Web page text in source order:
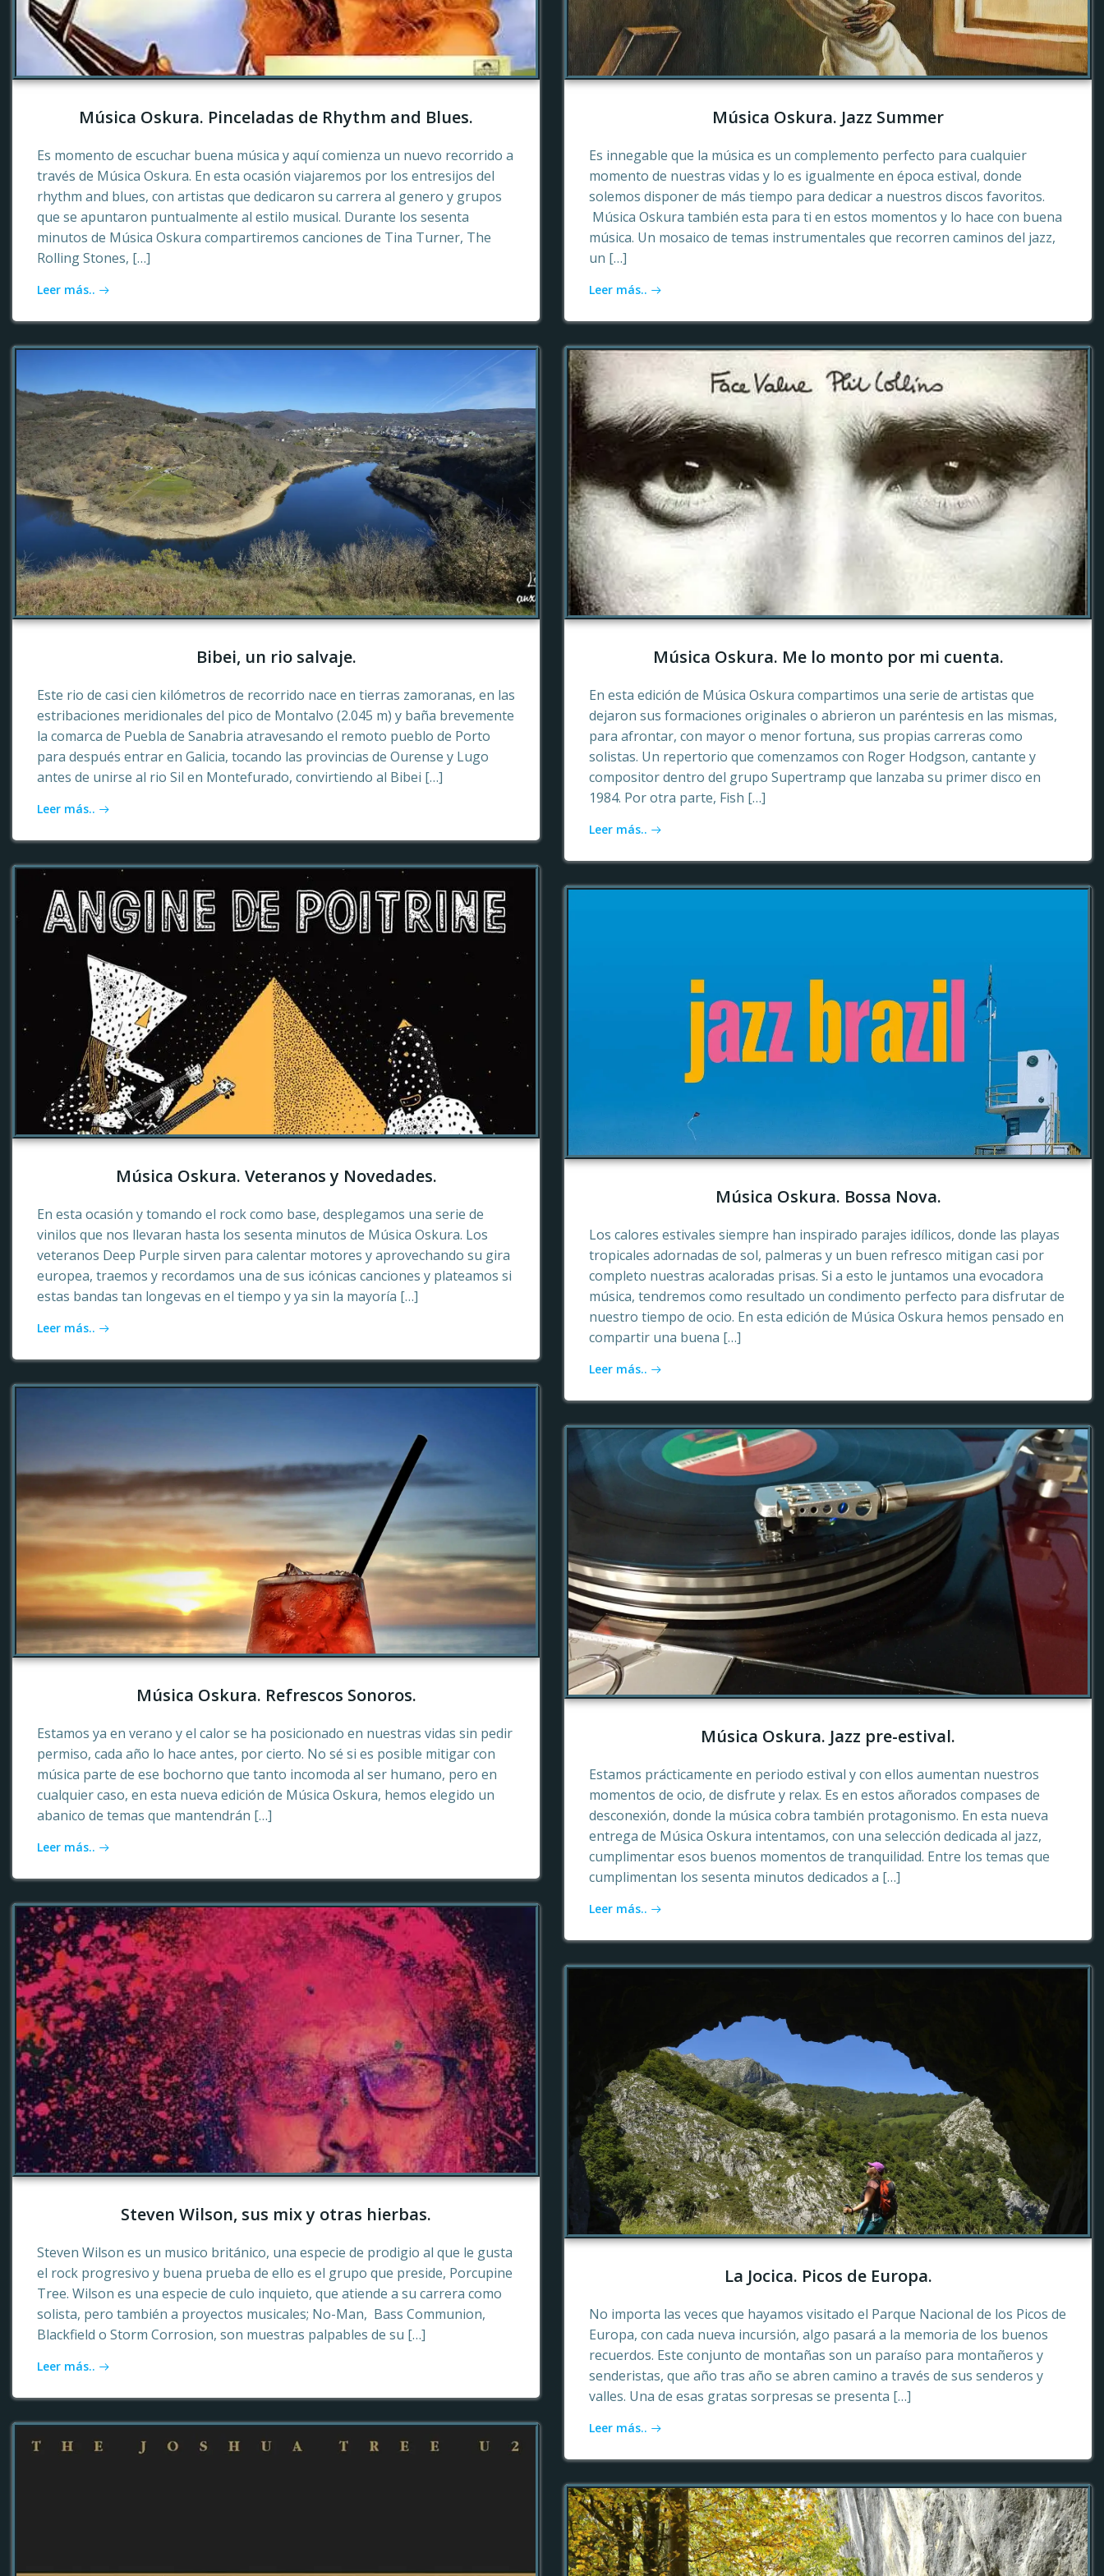
Música Oskura. Pinceladas de Rhythm and Blues.
Es momento de escuchar buena música y aquí comienza un nuevo recorrido a
través de Música Oskura. En esta ocasión viajaremos por los entresijos del
rhythm and blues, con artistas que dedicaron su carrera al genero y grupos
que se apuntaron puntualmente al estilo musical. Durante los sesenta
minutos de Música Oskura compartiremos canciones de Tina Turner, The
Rolling Stones, […]
Leer más..
Música Oskura. Jazz Summer
Es innegable que la música es un complemento perfecto para cualquier
momento de nuestras vidas y lo es igualmente en época estival, donde
solemos disponer de más tiempo para dedicar a nuestros discos favoritos.
Música Oskura también esta para ti en estos momentos y lo hace con buena
música. Un mosaico de temas instrumentales que recorren caminos del jazz,
un […]
Leer más..
Bibei, un rio salvaje.
Este rio de casi cien kilómetros de recorrido nace en tierras zamoranas, en las
estribaciones meridionales del pico de Montalvo (2.045 m) y baña brevemente
la comarca de Puebla de Sanabria atravesando el remoto pueblo de Porto
para después entrar en Galicia, tocando las provincias de Ourense y Lugo
antes de unirse al rio Sil en Montefurado, convirtiendo al Bibei […]
Leer más..
Música Oskura. Me lo monto por mi cuenta.
En esta edición de Música Oskura compartimos una serie de artistas que
dejaron sus formaciones originales o abrieron un paréntesis en las mismas,
para afrontar, con mayor o menor fortuna, sus propias carreras como
solistas. Un repertorio que comenzamos con Roger Hodgson, cantante y
compositor dentro del grupo Supertramp que lanzaba su primer disco en
1984. Por otra parte, Fish […]
Leer más..
Música Oskura. Veteranos y Novedades.
En esta ocasión y tomando el rock como base, desplegamos una serie de
vinilos que nos llevaran hasta los sesenta minutos de Música Oskura. Los
veteranos Deep Purple sirven para calentar motores y aprovechando su gira
europea, traemos y recordamos una de sus icónicas canciones y plateamos si
estas bandas tan longevas en el tiempo y ya sin la mayoría […]
Leer más..
Música Oskura. Bossa Nova.
Los calores estivales siempre han inspirado parajes idílicos, donde las playas
tropicales adornadas de sol, palmeras y un buen refresco mitigan casi por
completo nuestras acaloradas prisas. Si a esto le juntamos una evocadora
música, tendremos como resultado un condimento perfecto para disfrutar de
nuestro tiempo de ocio. En esta edición de Música Oskura hemos pensado en
compartir una buena […]
Leer más..
Música Oskura. Refrescos Sonoros.
Estamos ya en verano y el calor se ha posicionado en nuestras vidas sin pedir
permiso, cada año lo hace antes, por cierto. No sé si es posible mitigar con
música parte de ese bochorno que tanto incomoda al ser humano, pero en
cualquier caso, en esta nueva edición de Música Oskura, hemos elegido un
abanico de temas que mantendrán […]
Leer más..
Música Oskura. Jazz pre-estival.
Estamos prácticamente en periodo estival y con ellos aumentan nuestros
momentos de ocio, de disfrute y relax. Es en estos añorados compases de
desconexión, donde la música cobra también protagonismo. En esta nueva
entrega de Música Oskura intentamos, con una selección dedicada al jazz,
cumplimentar esos buenos momentos de tranquilidad. Entre los temas que
cumplimentan los sesenta minutos dedicados a […]
Leer más..
Steven Wilson, sus mix y otras hierbas.
Steven Wilson es un musico británico, una especie de prodigio al que le gusta
el rock progresivo y buena prueba de ello es el grupo que preside, Porcupine
Tree. Wilson es una especie de culo inquieto, que atiende a su carrera como
solista, pero también a proyectos musicales; No-Man, Bass Communion,
Blackfield o Storm Corrosion, son muestras palpables de su […]
Leer más..
La Jocica. Picos de Europa.
No importa las veces que hayamos visitado el Parque Nacional de los Picos de
Europa, con cada nueva incursión, algo pasará a la memoria de los buenos
recuerdos. Este conjunto de montañas son un paraíso para montañeros y
senderistas, que año tras año se abren camino a través de sus senderos y
valles. Una de esas gratas sorpresas se presenta […]
Leer más..